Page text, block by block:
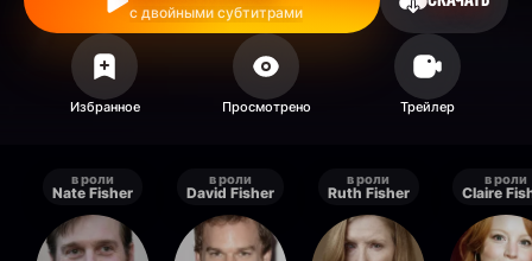
с двойными субтитрами
в роли
Nate Fisher
в роли
David Fisher
в роли
Ruth Fisher
в роли
Claire